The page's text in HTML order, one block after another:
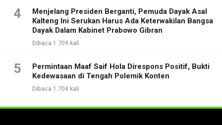
4
Menjelang Presiden Berganti, Pemuda Dayak Asal
Kalteng Ini Serukan Harus Ada Keterwakilan Bangsa
Dayak Dalam Kabinet Prabowo Gibran
Dibaca 1.709 kali
5
Permintaan Maaf Saif Hola Direspons Positif, Bukti
Kedewasaan di Tengah Polemik Konten
Dibaca 1.704 kali